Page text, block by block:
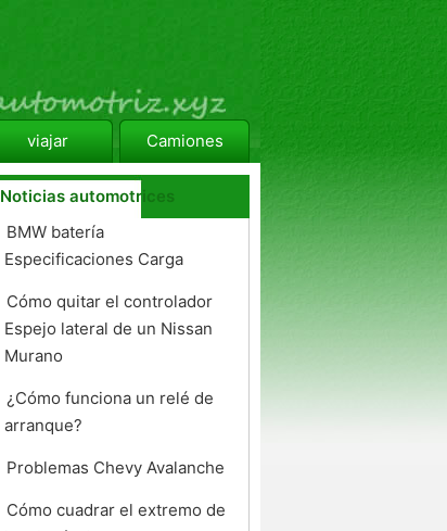
viajar Camiones
Noticias automotrices
BMW batería
Especificaciones Carga
Cómo quitar el controlador
Espejo lateral de un Nissan
Murano
¿Cómo funciona un relé de
arranque?
Problemas Chevy Avalanche
Cómo cuadrar el extremo de